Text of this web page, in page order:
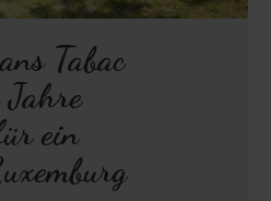
Tabac
ein